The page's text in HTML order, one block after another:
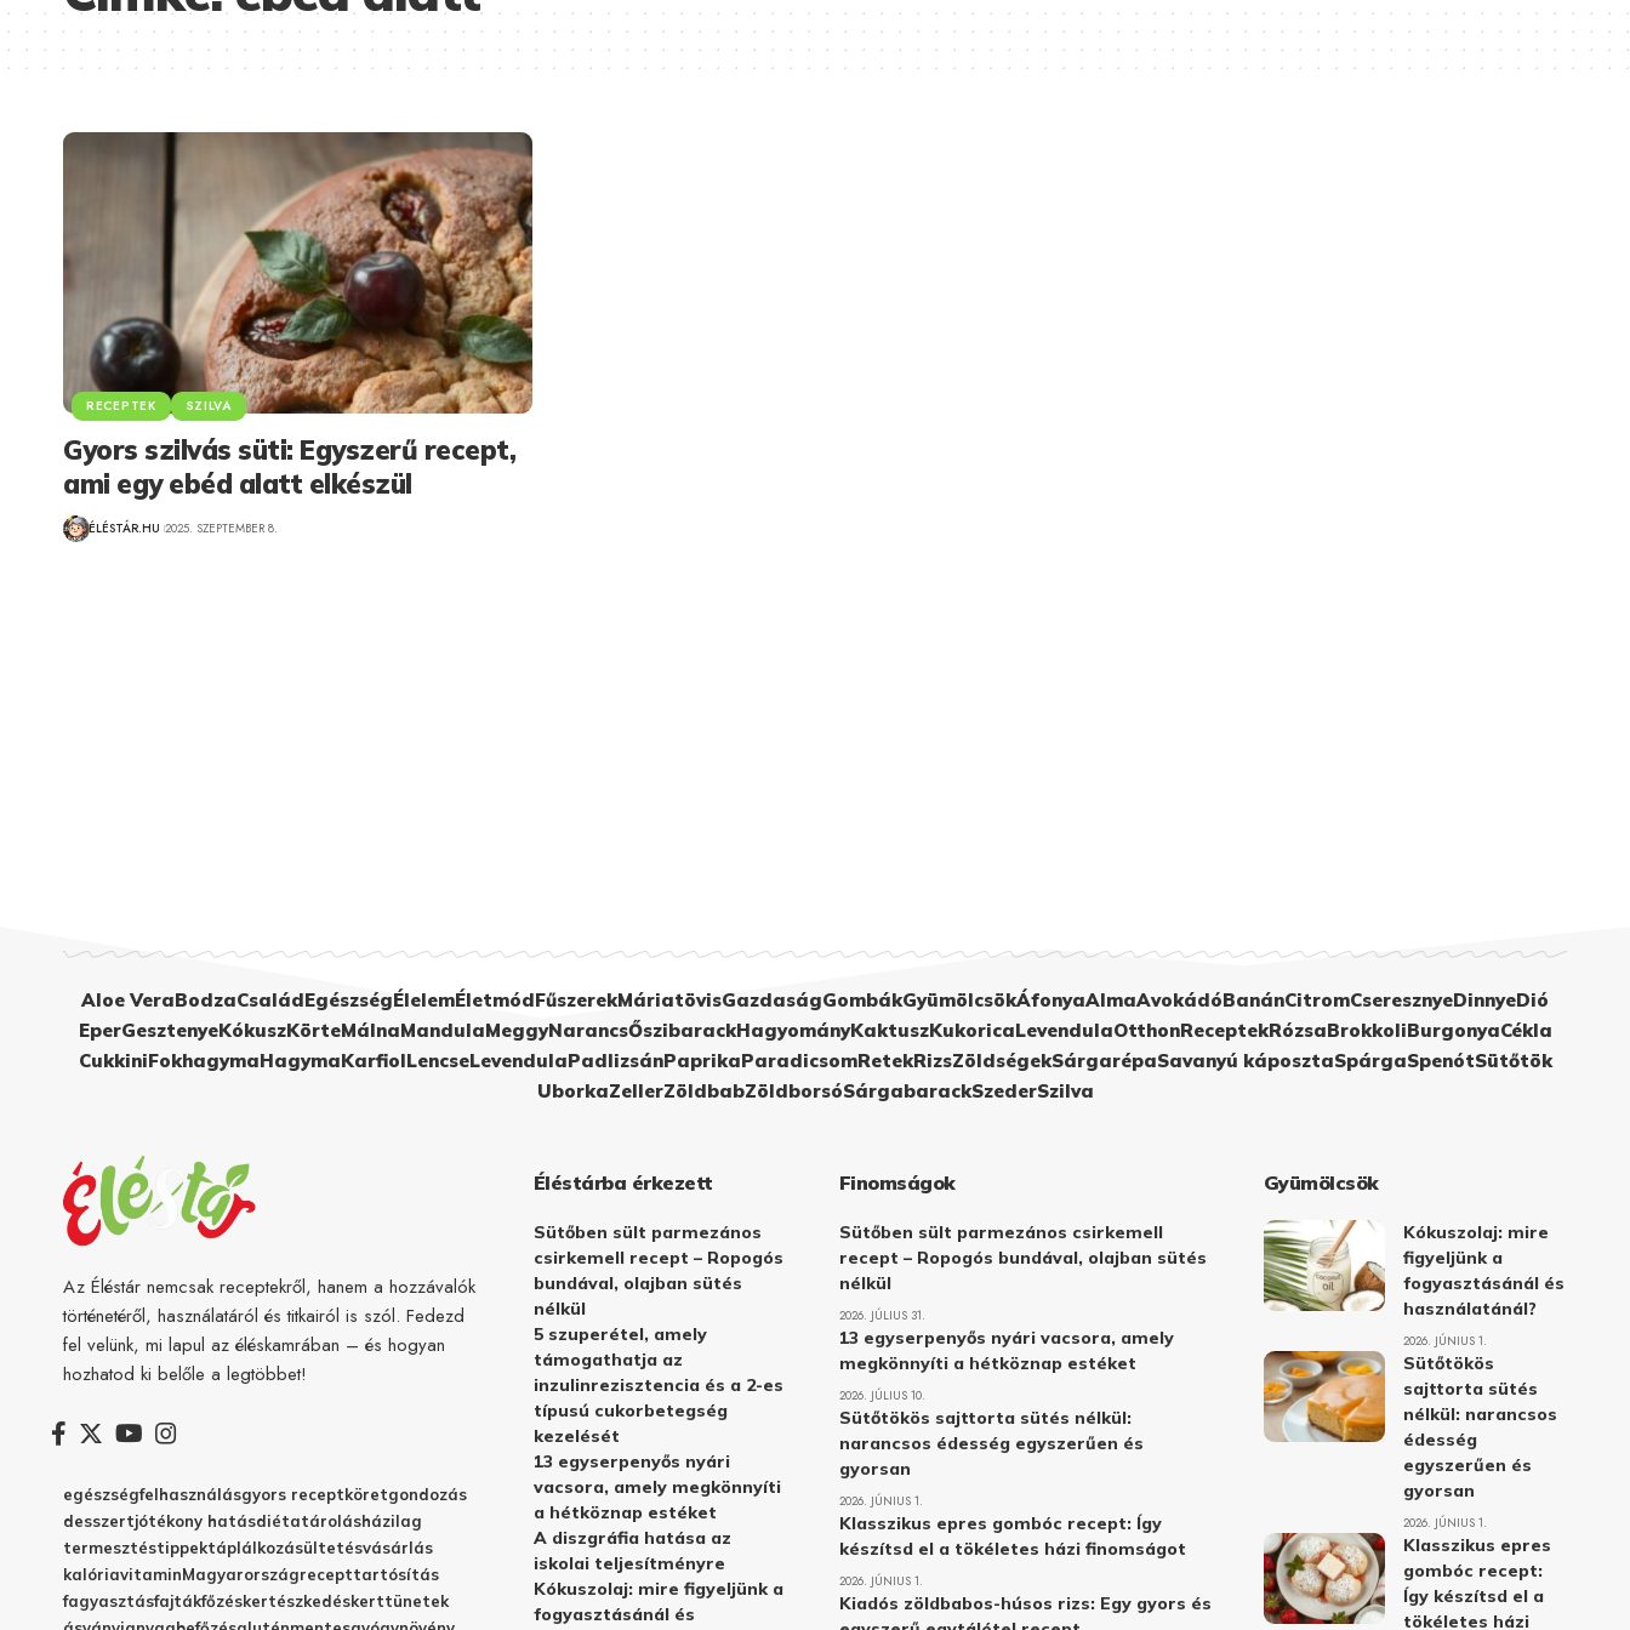
RECEPTEK SZILVA
Gyors szilvás süti: Egyszerű recept,
ami egy ebéd alatt elkészül
ÉLÉSTÁR.HU 2025. SZEPTEMBER 8.
Aloe VeraBodzaCsaládEgészségÉlelemÉletmódFűszerekMáriatövisGazdaságGombákGyümölcsökÁfonyaAlmaAvokádóBanánCitromCseresznyeDinnyeDió
EperGesztenyeKókuszKörteMálnaMandulaMeggyNarancsŐszibarackHagyományKaktuszKukoricaLevendulaOtthonReceptekRózsaBrokkoliBurgonyaCékla
CukkiniFokhagymaHagymaKarfiolLencseLevendulaPadlizsánPaprikaParadicsomRetekRizsZöldségekSárgarépaSavanyú káposztaSpárgaSpenótSütőtök
UborkaZellerZöldbabZöldborsóSárgabarackSzederSzilva
Az Éléstár nemcsak receptekről, hanem a hozzávalók
történetéről, használatáról és titkairól is szól. Fedezd
fel velünk, mi lapul az éléskamrában – és hogyan
hozhatod ki belőle a legtöbbet!
egészségfelhasználásgyors receptköretgondozás
desszertjótékony hatásdiétatárolásházilag
termesztéstippektáplálkozásültetésvásárlás
kalóriavitaminMagyarországrecepttartósítás
fagyasztásfajtákfőzéskertészkedéskerttünetek
Éléstárba érkezett
Sütőben sült parmezános
csirkemell recept – Ropogós
bundával, olajban sütés
nélkül
5 szuperétel, amely
támogathatja az
inzulinrezisztencia és a 2-es
típusú cukorbetegség
kezelését
13 egyserpenyős nyári
vacsora, amely megkönnyíti
a hétköznap estéket
A diszgráfia hatása az
iskolai teljesítményre
Kókuszolaj: mire figyeljünk a
fogyasztásánál és
Finomságok
Sütőben sült parmezános csirkemell
recept – Ropogós bundával, olajban sütés
nélkül
2026. JÚLIUS 31.
13 egyserpenyős nyári vacsora, amely
megkönnyíti a hétköznap estéket
2026. JÚLIUS 10.
Sütőtökös sajttorta sütés nélkül:
narancsos édesség egyszerűen és
gyorsan
2026. JÚNIUS 1.
Klasszikus epres gombóc recept: Így
készítsd el a tökéletes házi finomságot
2026. JÚNIUS 1.
Kiadós zöldbabos-húsos rizs: Egy gyors és
Gyümölcsök
Kókuszolaj: mire
figyeljünk a
fogyasztásánál és
használatánál?
2026. JÚNIUS 1.
Sütőtökös
sajttorta sütés
nélkül: narancsos
édesség
egyszerűen és
gyorsan
2026. JÚNIUS 1.
Klasszikus epres
gombóc recept:
Így készítsd el a
tökéletes házi